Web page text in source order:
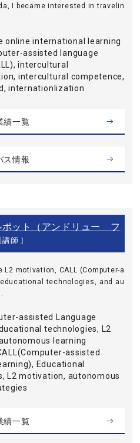
I became interested in travelin
online international learning
assisted language
intercultural
intercultural competence,
internationlization
績一覧
ス情報
ット（アンドリュー フ
講師 ]
motivation, CALL (Computer-a
technologies, and au
assisted Language
technologies, L2
learning
assisted
Educational
L2 motivation, autonomous
績一覧